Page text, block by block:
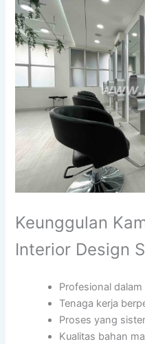
Keunggulan
Interior Design
Profesional
Tenaga kerja
Proses yang
Kualitas bahan